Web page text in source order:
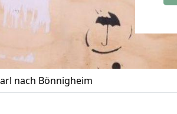
nach Bönnigheim